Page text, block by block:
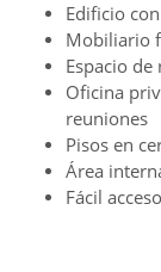
Edificio con
Mobiliario
Espacio
Oficina
reuniones
Pisos en
Área
Fácil